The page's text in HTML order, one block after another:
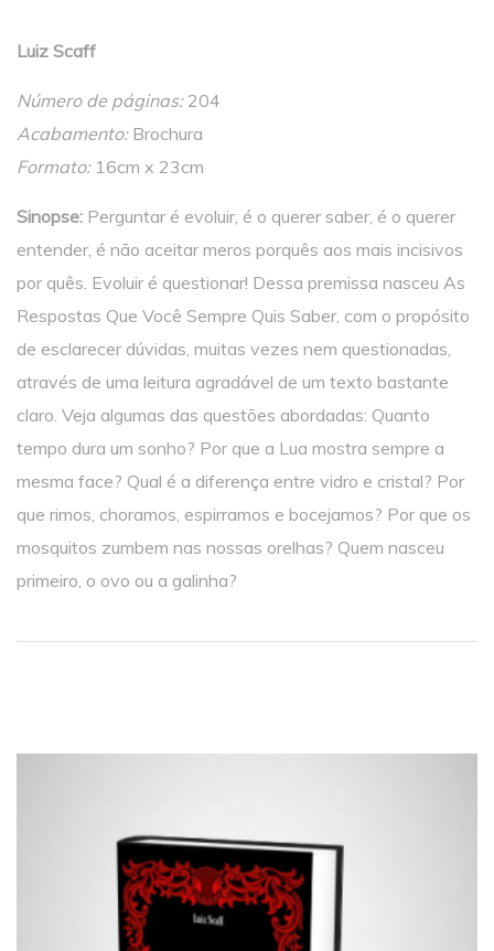
Luiz Scaff
Número de páginas:204
Acabamento:Brochura
Formato:16cm x 23cm
Sinopse: Perguntar é evoluir, é o querer saber, é o querer
entender, é não aceitar meros porquês aos mais incisivos
por quês. Evoluir é questionar! Dessa premissa nasceu As
Respostas Que Você Sempre Quis Saber, com o propósito
de esclarecer dúvidas, muitas vezes nem questionadas,
através de uma leitura agradável de um texto bastante
claro. Veja algumas das questões abordadas: Quanto
tempo dura um sonho? Por que a Lua mostra sempre a
mesma face? Qual é a diferença entre vidro e cristal? Por
que rimos, choramos, espirramos e bocejamos? Por que os
mosquitos zumbem nas nossas orelhas? Quem nasceu
primeiro, o ovo ou a galinha?